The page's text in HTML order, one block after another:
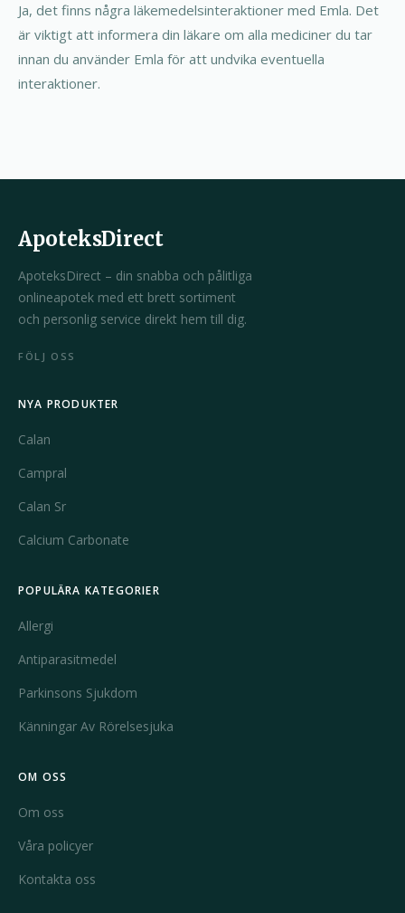
Ja, det finns några läkemedelsinteraktioner med Emla. Det
är viktigt att informera din läkare om alla mediciner du tar
innan du använder Emla för att undvika eventuella
interaktioner.
ApoteksDirect
ApoteksDirect – din snabba och pålitliga
onlineapotek med ett brett sortiment
och personlig service direkt hem till dig.
FÖLJ OSS
NYA PRODUKTER
Calan
Campral
Calan Sr
Calcium Carbonate
POPULÄRA KATEGORIER
Allergi
Antiparasitmedel
Parkinsons Sjukdom
Känningar Av Rörelsesjuka
OM OSS
Om oss
Våra policyer
Kontakta oss